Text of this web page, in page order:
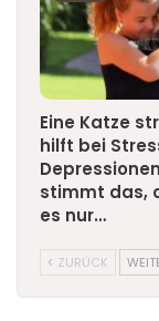
Eine Katze
hilft bei
stimmt das,
es nur…
ZURÜCK